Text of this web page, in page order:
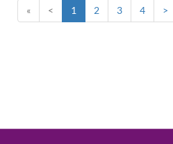
« < 1 2 3 4 >